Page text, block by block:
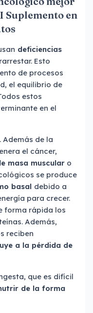
Suplemento en
deficiencias
Esto
de procesos
el equilibrio de
estos
en el
Además de la
el cáncer,
masa muscular o
se produce
basal debido a
para crecer.
forma rápida los
Además,
reciben
a la pérdida de
que es difícil
de la forma